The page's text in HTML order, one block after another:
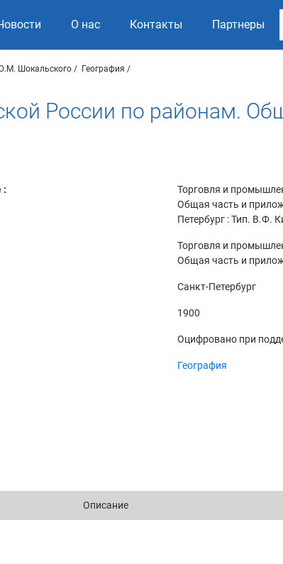
О нас Контакты Партнеры
Шокальского География
России по районам.
:
Торговля и
Общая часть и
Петербург : Тип. В.Ф.
Торговля и
Общая часть и
Санкт-Петербург
1900
Оцифровано при
География
Описание